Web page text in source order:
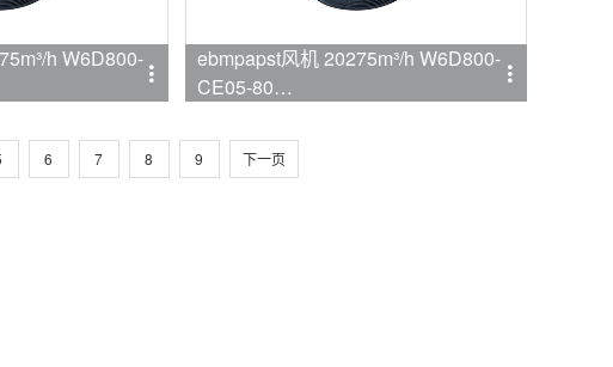
h W6D800-
ebmpapst风机 20275m³/h W6D800-
CE05-80
6 7 8 9 下一页